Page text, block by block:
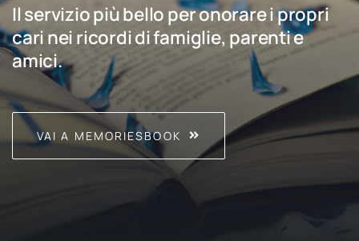
Il servizio più bello per onorare i propri
cari nei ricordi di famiglie, parenti e
amici.
VAI A MEMORIESBOOK